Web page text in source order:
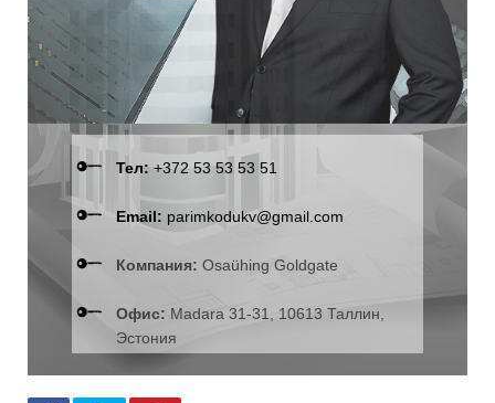
Тел: +372 53 53 53 51
Email: parimkodukv@gmail.com
Компания: Osaühing Goldgate
Офис: Madara 31-31, 10613 Таллин,
Эстония